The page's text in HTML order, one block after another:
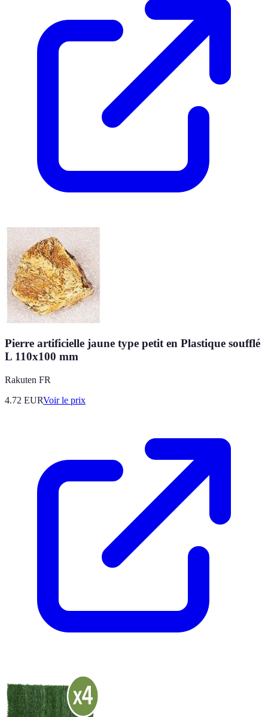
Pierre artificielle jaune type petit en Plastique soufflé
L 110x100 mm
Rakuten FR
4.72 EURVoir le prix